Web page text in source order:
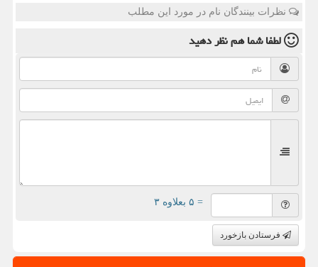
نظرات بینندگان نام در مورد این مطلب
لطفا شما همنظر دهید
= ۵ بعلاوه ۳
فرستادن بازخورد